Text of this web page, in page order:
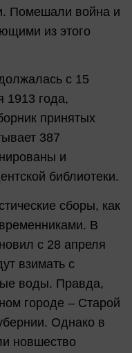
Помешали война и
из этого
с 15
1913 года,
принятых
387
и
библиотеки.
сборы, как
В
с 28 апреля
взимать с
воды. Правда,
городе – Старой
Однако в
новшество